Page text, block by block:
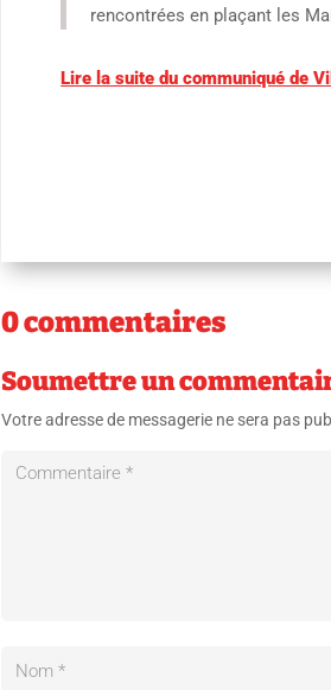
rencontrées en plaçant les
Lire la suite du communiqué de
0 commentaires
Soumettre un
Votre adresse de messagerie ne sera pas